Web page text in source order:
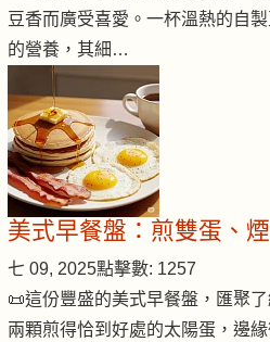
豆香而廣受喜愛。一杯溫熱的自
的營養，其細…
美式早餐盤：煎雙蛋、
七 09, 2025點擊數: 1257
📜這份豐盛的美式早餐盤，匯聚
兩顆煎得恰到好處的太陽蛋，邊